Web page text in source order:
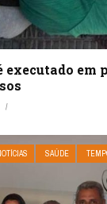
executado em
SAÚDE